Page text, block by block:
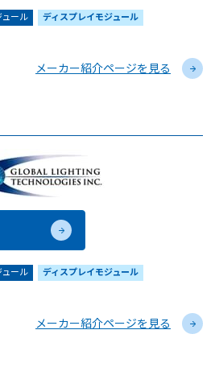
ュール ディスプレイモジュール
メーカー紹介ページを見る
ュール ディスプレイモジュール
メーカー紹介ページを見る